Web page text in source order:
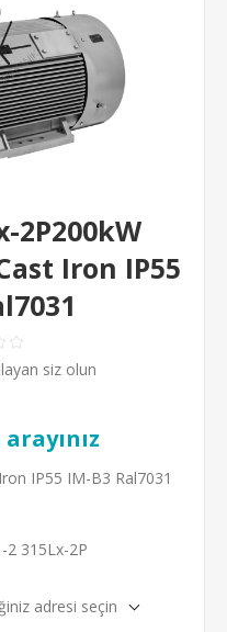
2P200kW
Iron IP55
siz olun
IP55 IM-B3 Ral7031
2 315Lx-2P
adresi seçin